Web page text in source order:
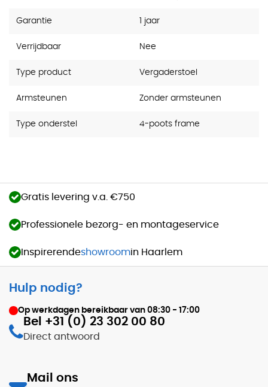
Garantie 1 jaar
Verrijdbaar Nee
Type product Vergaderstoel
Armsteunen Zonder armsteunen
Type onderstel 4-poots frame
Gratis levering v.a. €750
Professionele bezorg- en montageservice
Inspirerendeshowroomin Haarlem
Hulp nodig?
Op werkdagen bereikbaar van 08:30 - 17:00
Bel +31 (0) 23 302 00 80
Direct antwoord
Mail ons